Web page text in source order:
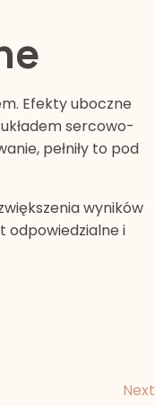
Efekty uboczne
sercowo-
pełniły to pod
wyników
odpowiedzialne i
Next